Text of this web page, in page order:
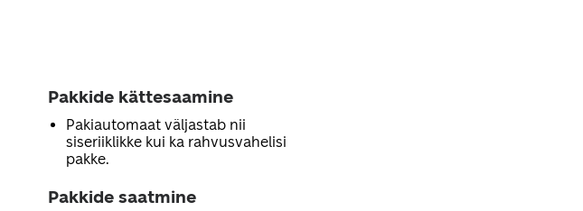
Pakkide kättesaamine
Pakiautomaat väljastab nii
siseriiklikke kui ka rahvusvahelisi
pakke.
Pakkide saatmine